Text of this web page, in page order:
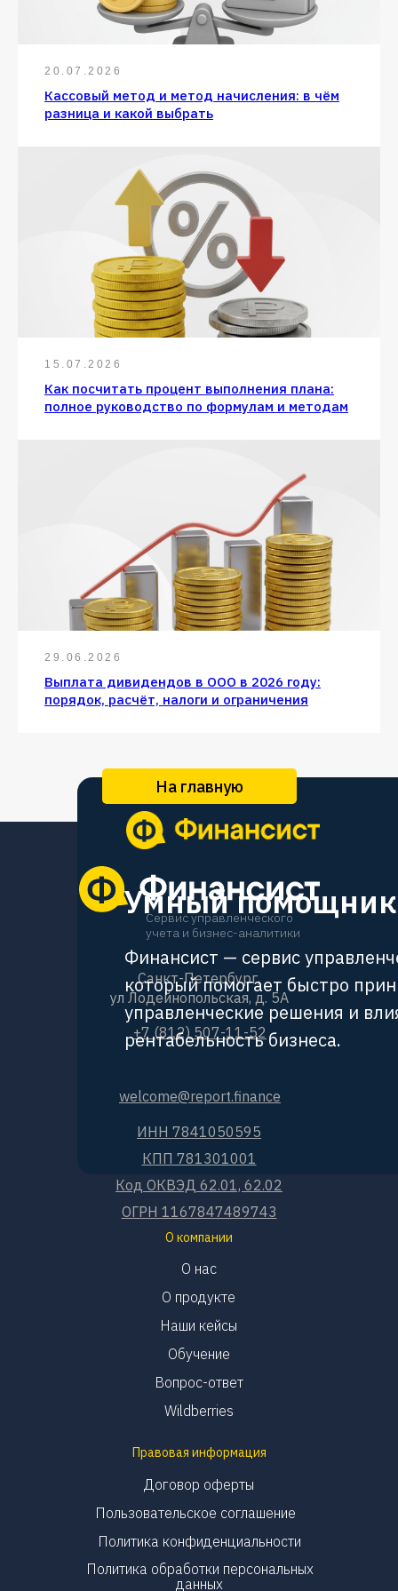
20.07.2026
Кассовый метод и метод начисления: в чём
разница и какой выбрать
15.07.2026
Как посчитать процент выполнения плана:
полное руководство по формулам и методам
29.06.2026
Выплата дивидендов в ООО в 2026 году:
порядок, расчёт, налоги и ограничения
На главную
Умный помощник
Финансист — сервис
который помогает быстро
управленческие решения и
рентабельность бизнеса.
Сервис управленческого
учета и бизнес-аналитики
О компании
+7 (812) 507-11-52
Санкт-Петербург,
ул Лодейнопольская, д. 5А
welcome@report.finance
О нас
О продукте
Наши кейсы
Обучение
Вопрос-ответ
Правовая информация
Договор оферты
Пользовательское соглашение
Политика конфиденциальности
Политика обработки персональных
данных
Wildberries
ИНН 7841050595
КПП 781301001
Код ОКВЭД 62.01, 62.02
ОГРН 1167847489743